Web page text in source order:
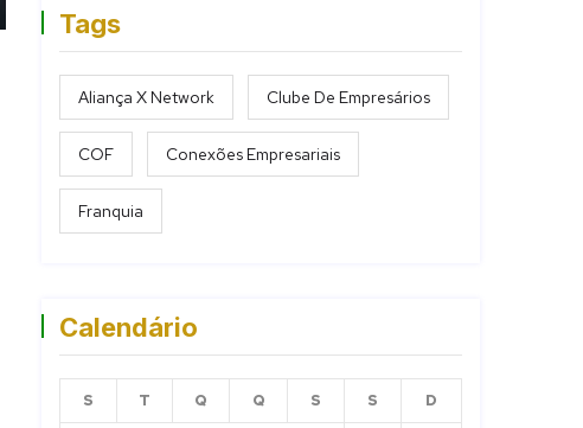
Tags
Aliança X Network Clube De Empresários
COF Conexões Empresariais
Franquia
Calendário
S T Q Q S S D